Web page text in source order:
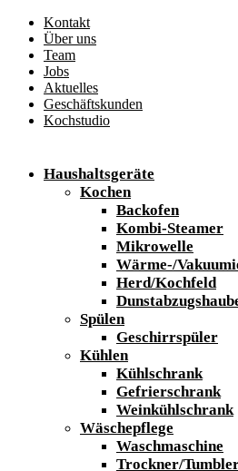
Kontakt
Über uns
Team
Jobs
Aktuelles
Geschäftskunden
Kochstudio
Haushaltsgeräte
Kochen
Backofen
Kombi-Steamer
Mikrowelle
Wärme-/
Herd/Kochfeld
Spülen
Geschirrspüler
Kühlen
Kühlschrank
Gefrierschrank
Weinkühlschrank
Wäschepflege
Waschmaschine
Trockner/